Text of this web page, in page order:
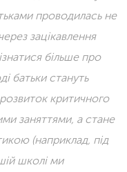
проводилась не
зацікавлення
більше про
батьки стануть
критичного
заняттями, а стане
(наприклад, під
школі ми